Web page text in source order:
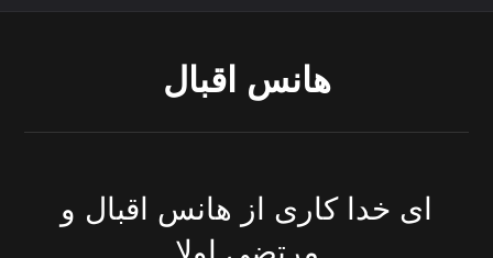
هانس اقبال
ای خدا کاری از هانس اقبال و